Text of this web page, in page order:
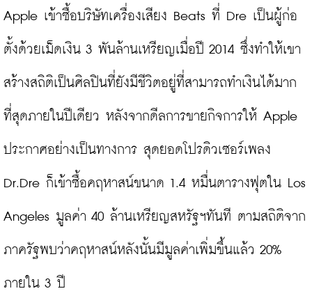
Apple เข้าซื้อบริษัทเครื่องเสียง Beats ที่ Dre เป็นผู้ก่อ
ตั้งด้วยเม็ดเงิน 3 พันล้านเหรียญเมื่อปี 2014 ซึ่งทำให้เขา
สร้างสถิติเป็นศิลปินที่ยังมีชีวิตอยู่ที่สามารถทำเงินได้มาก
ที่สุดภายในปีเดียว หลังจากดีลการขายกิจการให้ Apple
ประกาศอย่างเป็นทางการ สุดยอดโปรดิวเซอร์เพลง
Dr.Dre ก็เข้าซื้อคฤหาสน์ขนาด 1.4 หมื่นตารางฟุตใน Los
Angeles มูลค่า 40 ล้านเหรียญสหรัฐฯทันที ตามสถิติจาก
ภาครัฐพบว่าคฤหาสน์หลังนั้นมีมูลค่าเพิ่มขึ้นแล้ว 20%
ภายใน 3 ปี